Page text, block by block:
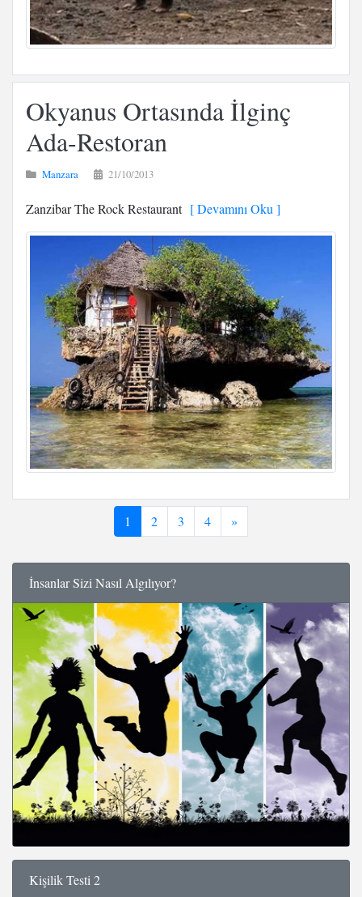
Okyanus Ortasında İlginç
Ada-Restoran
Manzara 21/10/2013
Zanzibar The Rock Restaurant[ Devamını Oku ]
1 2 3 4 »
İnsanlar Sizi Nasıl Algılıyor?
Kişilik Testi 2